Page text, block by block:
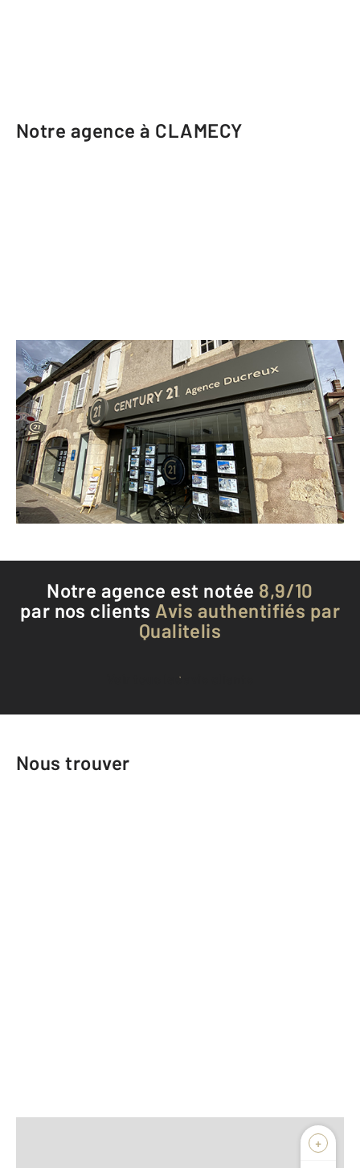
Notre agence à CLAMECY
CENTURY 21 Agence Ducreux
2 rue Marié Davy
CLAMECY - 58500
Envoyer un message
Téléphoner à l'agence
Notre agence est notée 8,9/10
par nos clients Avis authentifiés par
Qualitelis
Voir tous les avis clients
Nous trouver
+